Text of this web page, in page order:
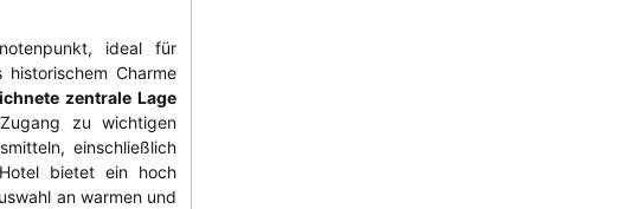
ideal für
Charme
zentrale Lage
zu wichtigen
einschließlich
bietet ein hoch
an warmen und